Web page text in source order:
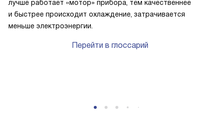
лучше работает «мотор» прибора, тем качественнее
и быстрее происходит охлаждение, затрачивается
меньше электроэнергии.
Перейти в глоссарий